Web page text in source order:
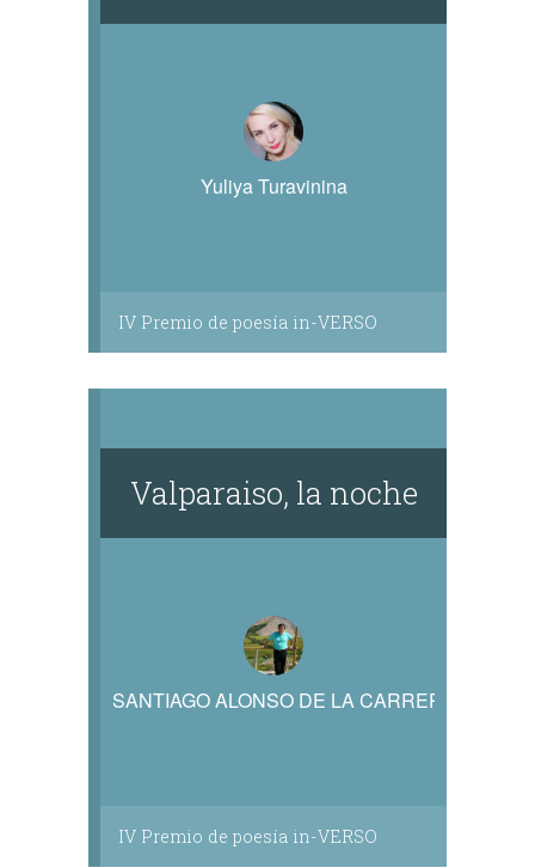
Yuliya Turavinina
IV Premio de poesía in-VERSO
Valparaiso, la noche
SANTIAGO ALONSO DE LA CARRERA
IV Premio de poesía in-VERSO